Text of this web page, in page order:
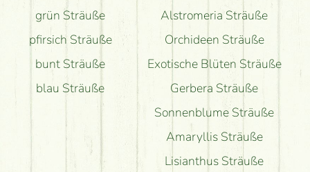
grün Sträuße
pfirsich Sträuße
bunt Sträuße
blau Sträuße
Alstromeria Sträuße
Orchideen Sträuße
Exotische Blüten Sträuße
Gerbera Sträuße
Sonnenblume Sträuße
Amaryllis Sträuße
Lisianthus Sträuße